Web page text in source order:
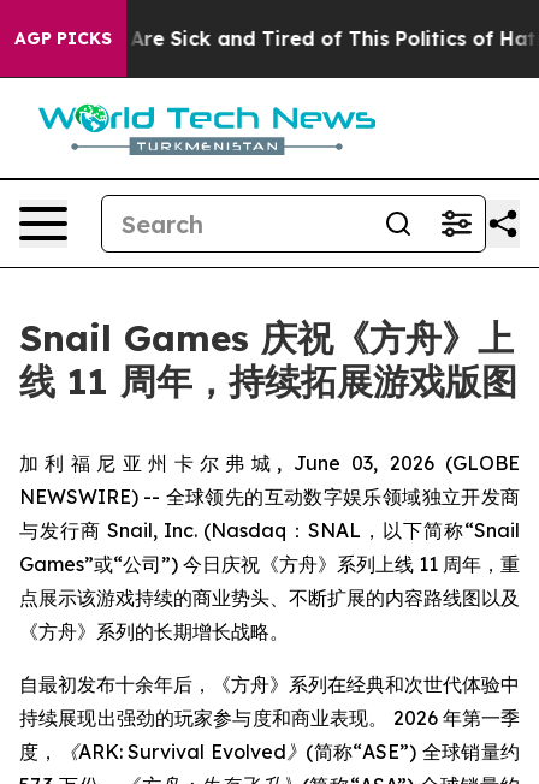
AGP PICKSAre Sick and Tired of This Politics of Hatred”
Snail Games 庆祝《方舟》上
线 11 周年，持续拓展游戏版图
加利福尼亚州卡尔弗城, June 03, 2026 (GLOBE
NEWSWIRE) -- 全球领先的互动数字娱乐领域独立开发商
与发行商 Snail, Inc. (Nasdaq：SNAL，以下简称“Snail
Games”或“公司”) 今日庆祝《方舟》系列上线 11 周年，重
点展示该游戏持续的商业势头、不断扩展的内容路线图以及
《方舟》系列的长期增长战略。
自最初发布十余年后，《方舟》系列在经典和次世代体验中
持续展现出强劲的玩家参与度和商业表现。 2026 年第一季
度，
《ARK: Survival Evolved》 (简称“ASE”) 全球销量约